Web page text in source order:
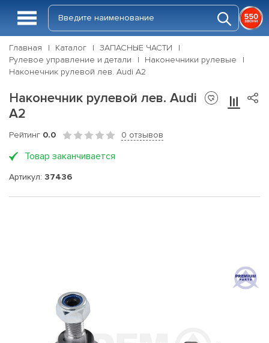
Главная Каталог
ЗАПАСНЫЕ ЧАСТИ
Рулевое управление и детали
Наконечники рулевые
Наконечник рулевой лев. Audi A2
Наконечник рулевой лев. Audi
A2
Рейтинг 0.0 0 отзывов
Товар заканчивается
Артикул: 37436